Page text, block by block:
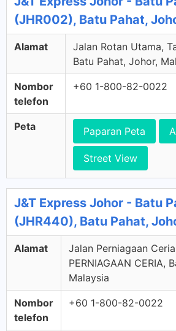
(JHR002), Batu Pahat,
Alamat
Jalan Rotan Utama,
Batu Pahat, Johor,
Nombor
telefon
+60 1-800-82-0022
Peta Paparan Peta
Street View
J&T Express Johor - Batu
(JHR440), Batu Pahat,
Alamat
Jalan Perniagaan Ceria
PERNIAGAAN CERIA,
Malaysia
Nombor
telefon
+60 1-800-82-0022